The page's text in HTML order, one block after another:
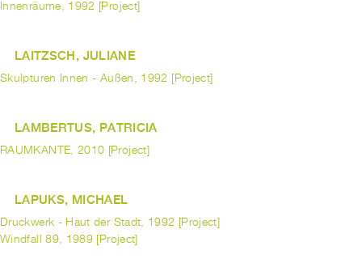
Innenräume, 1992 [Project]
LAITZSCH, JULIANE
Skulpturen Innen - Außen, 1992 [Project]
LAMBERTUS, PATRICIA
RAUMKANTE, 2010 [Project]
LAPUKS, MICHAEL
Druckwerk - Haut der Stadt, 1992 [Project]
Windfall 89, 1989 [Project]